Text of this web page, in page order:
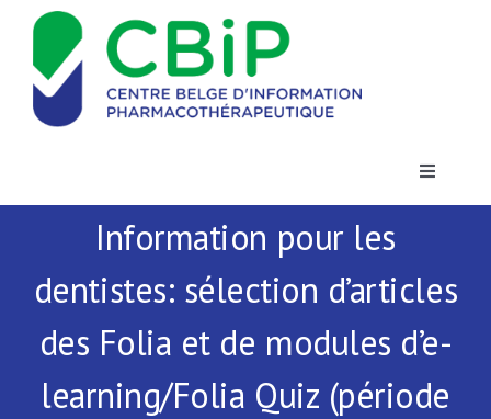
Passer
contenu
Toggle
Actualités
Publications
Information pour les
dentistes: sélection d’articles
des Folia et de modules d’e-
learning/Folia Quiz (période